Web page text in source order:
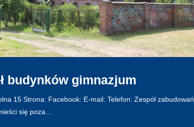
budynków gimnazjum
15 Strona: Facebook: E-mail: Telefon: Zespół zabudowań
się poza...